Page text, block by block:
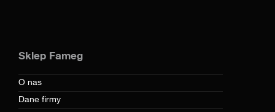
Sklep Fameg
O nas
Dane firmy